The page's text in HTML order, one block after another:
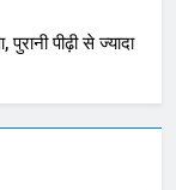
पीढ़ी से ज्यादा